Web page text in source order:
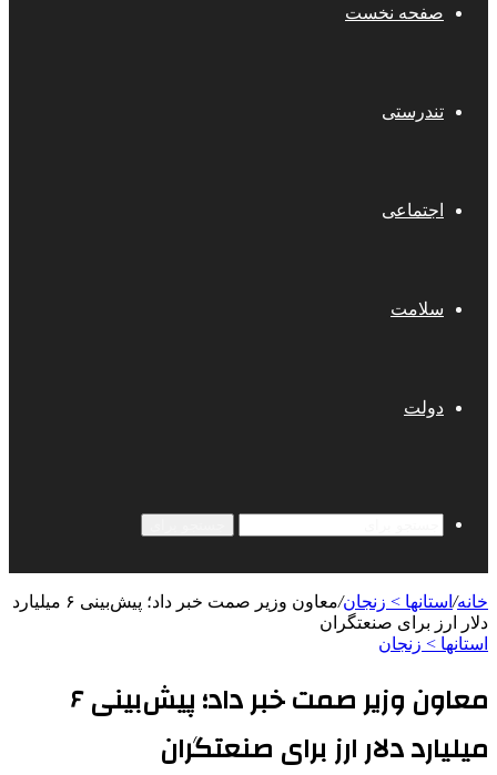
صفحه نخست
تندرستی
اجتماعی
سلامت
دولت
خانه/ استانها > زنجان/
معاون وزیر صمت خبر داد؛ پیش‌بینی ۶ میلیارد
دلار ارز برای صنعتگران
استانها > زنجان
معاون وزیر صمت خبر داد؛ پیش‌بینی ۶
میلیارد دلار ارز برای صنعتگران